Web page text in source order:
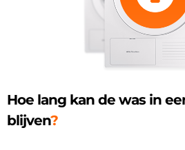
Hoe lang kan de was in
blijven